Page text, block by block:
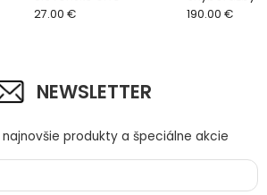
27.00 € 190.00 €
NEWSLETTER
produkty a špeciálne akcie